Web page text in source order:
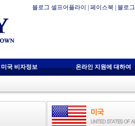
블로그 셀프어플라이 페이스북 블로그
미국 비자정보 온라인 지원에 대하여